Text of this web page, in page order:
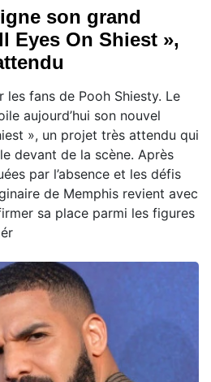
son grand
Eyes On Shiest »,
les fans de Pooh Shiesty. Le
aujourd’hui son nouvel
», un projet très attendu qui
devant de la scène. Après
par l’absence et les défis
de Memphis revient avec
sa place parmi les figures